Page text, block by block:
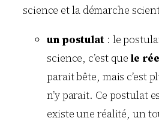
science et la démarche
un postulat: le
science, c’est quele
parait bête, mais c’est
n’y parait. Ce postulat
existe une réalité, un